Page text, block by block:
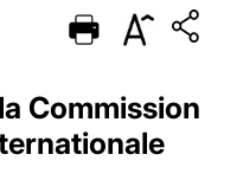
PORTUGUÊS
ESPAÑOL
DEUTSCH
Commission